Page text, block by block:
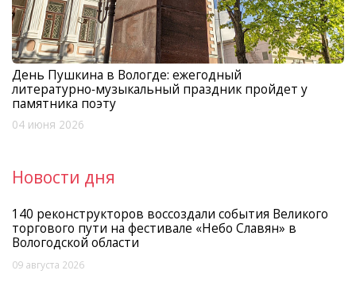
День Пушкина в Вологде: ежегодный
литературно‑музыкальный праздник пройдет у
памятника поэту
04 июня 2026
Новости дня
140 реконструкторов воссоздали события Великого
торгового пути на фестивале «Небо Славян» в
Вологодской области
09 августа 2026